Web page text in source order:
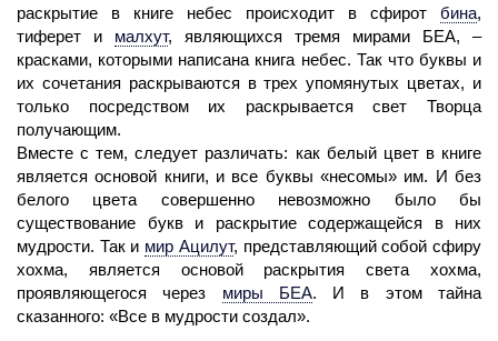
раскрытие в книге небес происходит в сфирот
бина,
тиферет и
малхут, являющихся тремя мирами БЕА, –
красками, которыми написана книга небес. Так что буквы и
их сочетания раскрываются в трех упомянутых цветах, и
только посредством их раскрывается свет Творца
получающим.
Вместе с тем, следует различать: как белый цвет в книге
является основой книги, и все буквы «несомы» им. И без
белого цвета совершенно невозможно было бы
существование букв и раскрытие содержащейся в них
мудрости. Так и мир Ацилут, представляющий собой сфиру
хохма, является основой раскрытия света хохма,
проявляющегося через
миры БЕА. И в этом тайна
сказанного: «Все в мудрости создал».